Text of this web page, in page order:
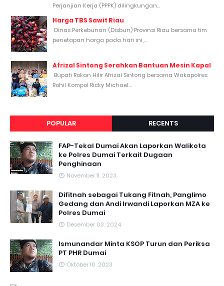
Perjanjian Kerja (PPPK) dilingkungan...
Harga TBS Sawit Riau
Dinas Perkebunan (Disbun) Provinsi Riau bersama tim
penetapan harga pada hari ini,...
Afrizal Sintong Serahkan Bantuan Mesin Kapal
Bupati Rokan Hilir Afrizal Sintong bersama Wakapolres
Rohil Kompol Ricky Michael...
POPULAR RECENTS
FAP-Tekal Dumai Akan Laporkan Walikota
ke Polres Dumai Terkait Dugaan
Penghinaan
November 11, 2023
Difitnah sebagai Tukang Fitnah, Panglimo
Gedang dan Andi Irwandi Laporkan MZA ke
Polres Dumai
Desember 03, 2024
Ismunandar Minta KSOP Turun dan Periksa
PT PHR Dumai
Oktober 10, 2023